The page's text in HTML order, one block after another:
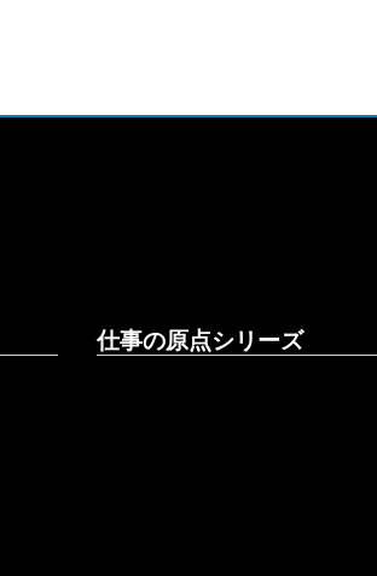
仕事の原点シリーズ